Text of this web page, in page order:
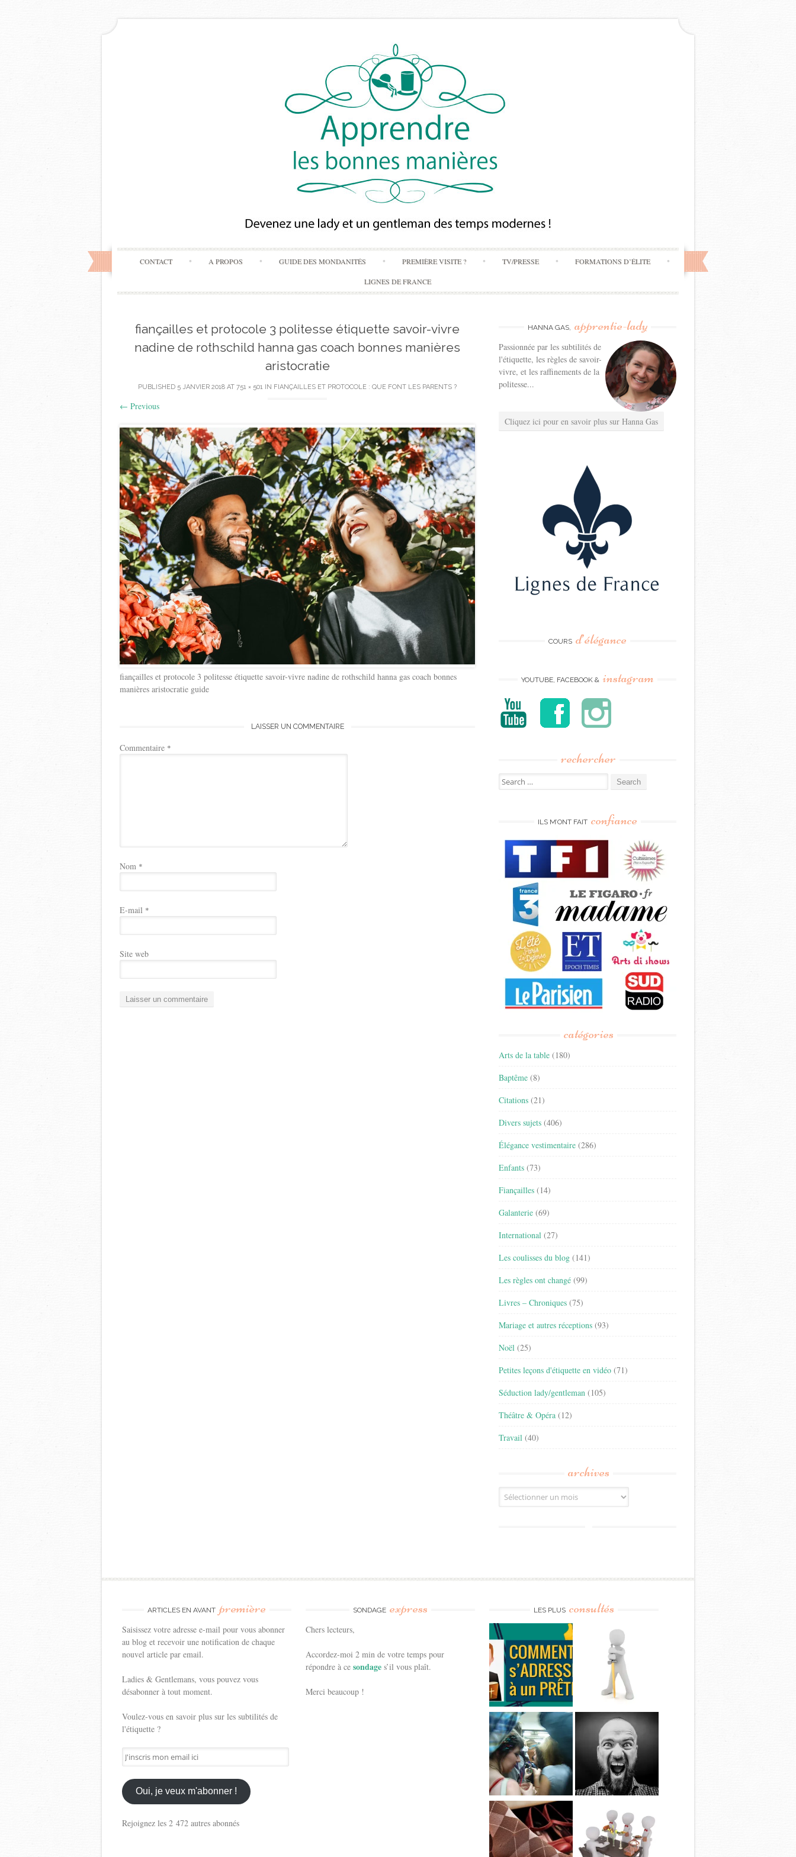
Skip
to
content
CONTACT A PROPOS GUIDE DES MONDANITÉS PREMIÈRE VISITE ? TV/PRESSE FORMATIONS D’ÉLITE
LIGNES DE FRANCE
fiançailles et protocole 3 politesse étiquette savoir-vivre
nadine de rothschild hanna gas coach bonnes manières
aristocratie
PUBLISHED 5 JANVIER 2018 AT 751 × 501 IN FIANÇAILLES ET PROTOCOLE : QUE FONT LES PARENTS ?
← Previous
fiançailles et protocole 3 politesse étiquette savoir-vivre nadine de rothschild hanna gas coach bonnes
manières aristocratie guide
LAISSER UN COMMENTAIRE
Commentaire *
Nom *
E-mail *
Site web
HANNA GAS, apprentie-lady
Passionnée par les subtilités de
l'étiquette, les règles de savoir-
vivre, et les raffinements de la
politesse...
Cliquez ici pour en savoir plus sur Hanna Gas
COURS d’élégance
YOUTUBE, FACEBOOK & instagram
rechercher
Search
for:
ILS M’ONT FAIT confiance
catégories
Arts de la table (180)
Baptême (8)
Citations (21)
Divers sujets (406)
Élégance vestimentaire (286)
Enfants (73)
Fiançailles (14)
Galanterie (69)
International (27)
Les coulisses du blog (141)
Les règles ont changé (99)
Livres – Chroniques (75)
Mariage et autres réceptions (93)
Noël (25)
Petites leçons d'étiquette en vidéo (71)
Séduction lady/gentleman (105)
Théâtre & Opéra (12)
Travail (40)
archives
Archives
ARTICLES EN AVANT première
Saisissez votre adresse e-mail pour vous abonner
au blog et recevoir une notification de chaque
nouvel article par email.
Ladies & Gentlemans, vous pouvez vous
désabonner à tout moment.
Voulez-vous en savoir plus sur les subtilités de
l'étiquette ?
J'inscris
mon
email
ici
Oui, je veux m'abonner !
Rejoignez les 2 472 autres abonnés
SONDAGE express
Chers lecteurs,
Accordez-moi 2 min de votre temps pour
répondre à cesondages’il vous plaît.
Merci beaucoup !
LES PLUS consultés